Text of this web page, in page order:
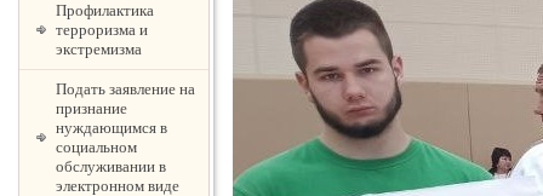
Профилактика
терроризма и
экстремизма
Подать заявление на
признание
нуждающимся в
социальном
обслуживании в
электронном виде